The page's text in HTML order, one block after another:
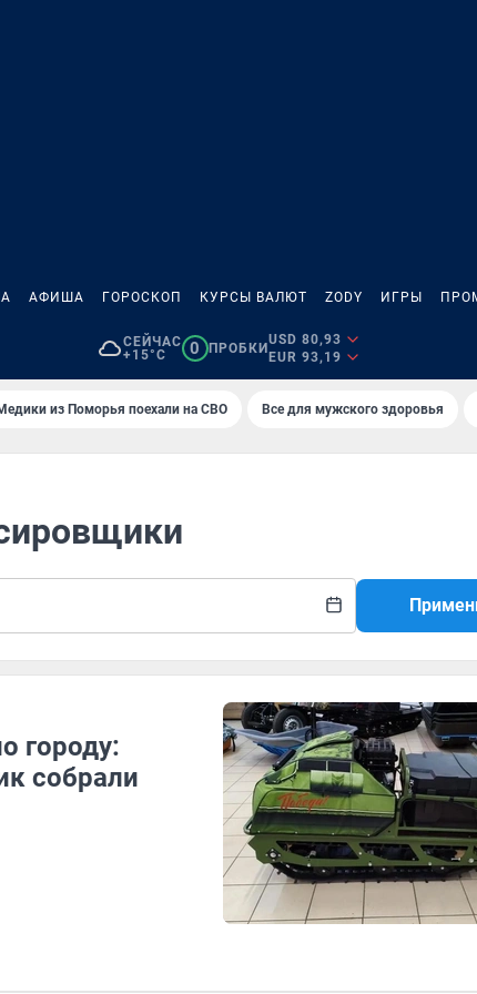
АФИША ГОРОСКОП КУРСЫ ВАЛЮТ ZODY ИГРЫ
СЕЙЧАС
+15°C
0 ПРОБКИ
USD 80,93
EUR 93,19
из Поморья поехали на СВО Все для мужского здоровья
городу:
собрали